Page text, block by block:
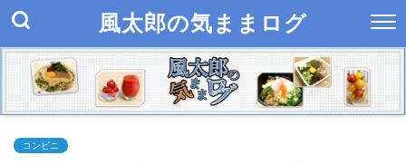
風太郎の気ままログ
コンビニ